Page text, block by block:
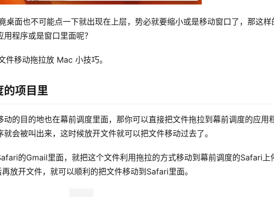
桌面也不可能点一下就出现在上层，势必就要缩小或是移动窗口了，那这样
程序或是窗口里面呢？
移动拖拉放 Mac 小技巧。
的项目里
的目的地也在幕前调度里面，那你可以直接把文件拖拉到幕前调度的应用
会被叫出来，这时候放开文件就可以把文件移动过去了。
的Gmail里面，就把这个文件利用拖拉的方式移动到幕前调度的Safari上
放开文件，就可以顺利的把文件移动到Safari里面。